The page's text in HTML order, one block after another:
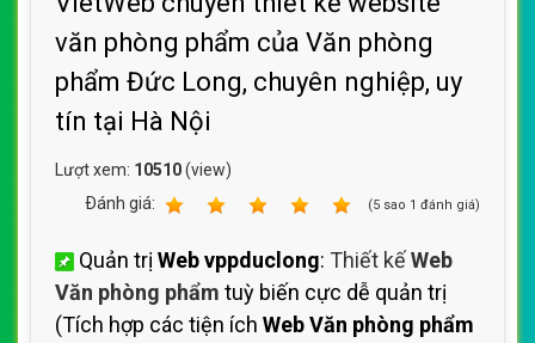
văn phòng phẩm của Văn phòng
phẩm Đức Long, chuyên nghiệp, uy
tín tại Hà Nội
Lượt xem: 10510(view)
Ðánh giá:
(5 sao 1 đánh giá)
Quản trị Web vppduclong: Thiết kếWeb
Văn phòng phẩm tuỳ biến cực dễ quản trị
(Tích hợp các tiện ích Web Văn phòng phẩm